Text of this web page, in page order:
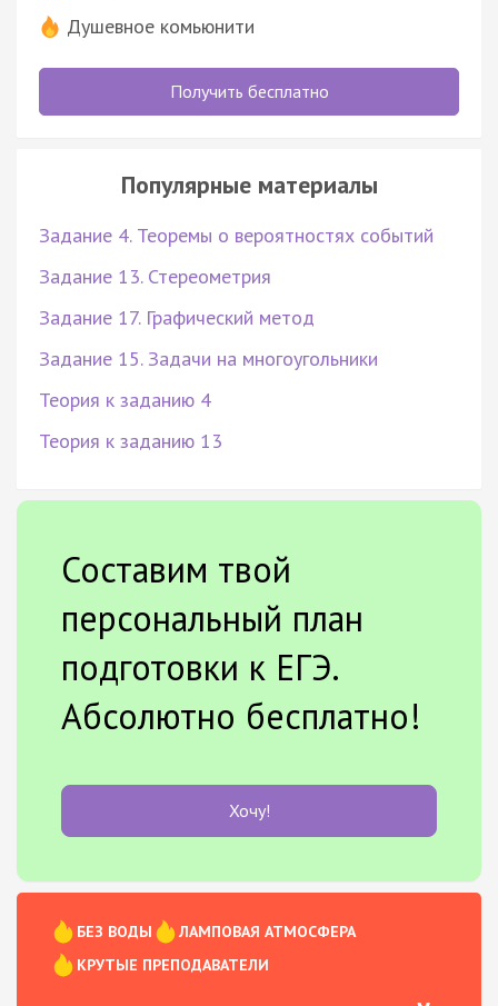
Душевное комьюнити
Получить бесплатно
Популярные материалы
Задание 4. Теоремы о вероятностях событий
Задание 13. Стереометрия
Задание 17. Графический метод
Задание 15. Задачи на многоугольники
Теория к заданию 4
Теория к заданию 13
Составим твой
персональный план
подготовки к ЕГЭ.
Абсолютно бесплатно!
Хочу!
БЕЗ ВОДЫ
ЛАМПОВАЯ АТМОСФЕРА
КРУТЫЕ ПРЕПОДАВАТЕЛИ